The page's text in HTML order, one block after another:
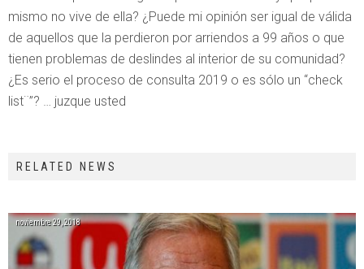
mismo no vive de ella? ¿Puede mi opinión ser igual de válida
de aquellos que la perdieron por arriendos a 99 años o que
tienen problemas de deslindes al interior de su comunidad?
¿Es serio el proceso de consulta 2019 o es sólo un “check
list¨”? … juzque usted
RELATED NEWS
noviembre 29, 2018